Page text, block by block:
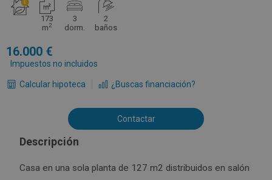
173
m2
3
dorm.
2
baños
16.000
Impuestos no incluidos
Calcular hipoteca ¿Buscas financiación?
Contactar
Descripción
Casa en una sola planta de 127 m2 distribuidos en salón